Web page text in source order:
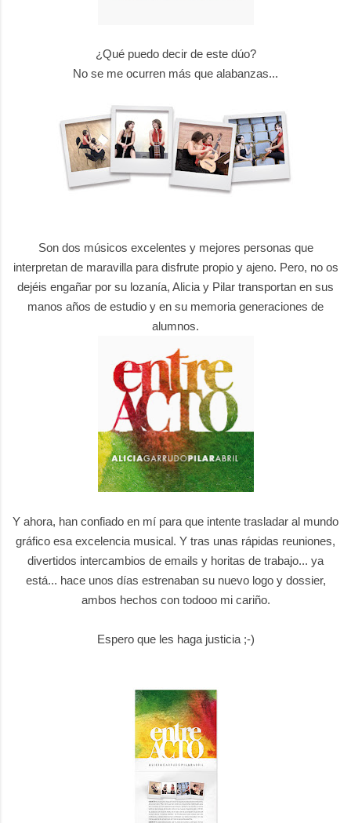
¿Qué puedo decir de este dúo?
No se me ocurren más que alabanzas...
Son dos músicos excelentes y mejores personas que
interpretan de maravilla para disfrute propio y ajeno. Pero, no os
dejéis engañar por su lozanía, Alicia y Pilar transportan en sus
manos años de estudio y en su memoria generaciones de
alumnos.
Y ahora, han confiado en mí para que intente trasladar al mundo
gráfico esa excelencia musical. Y tras unas rápidas reuniones,
divertidos intercambios de emails y horitas de trabajo... ya
está... hace unos días estrenaban su nuevo logo y dossier,
ambos hechos con todooo mi cariño.
Espero que les haga justicia ;-)